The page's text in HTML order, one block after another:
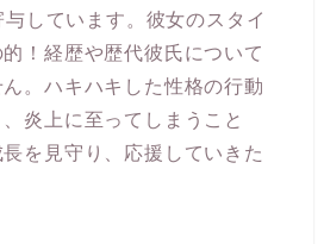
しています。彼女のスタイ
！経歴や歴代彼氏について
。ハキハキした性格の行動
炎上に至ってしまうこと
を見守り、応援していきた